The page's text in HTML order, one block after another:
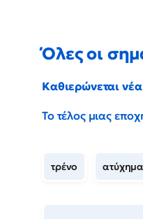
Όλες οι
Καθιερώνεται
Το τέλος μιας
τρένο ατύχημα